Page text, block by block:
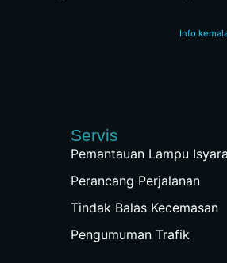
Info
Servis
Pemantauan Lampu
Perancang Perjalanan
Tindak Balas Kecemasan
Pengumuman Trafik